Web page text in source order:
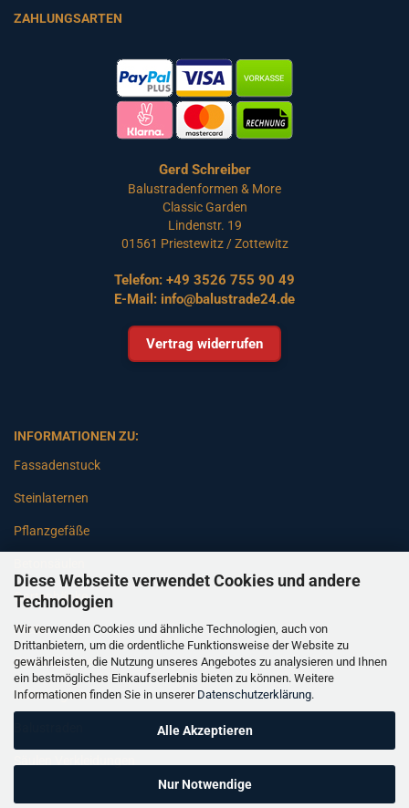
Diese Webseite verwendet Cookies und andere
Technologien
Wir verwenden Cookies und ähnliche Technologien, auch von
Drittanbietern, um die ordentliche Funktionsweise der Website zu
gewährleisten, die Nutzung unseres Angebotes zu analysieren und Ihnen
ein bestmögliches Einkaufserlebnis bieten zu können. Weitere
Informationen finden Sie in unserer Datenschutzerklärung.
Alle Akzeptieren
Nur Notwendige
ZAHLUNGSARTEN
Gerd Schreiber
Balustradenformen & More
Classic Garden
Lindenstr. 19
01561 Priestewitz / Zottewitz
Telefon: +49 3526 755 90 49
E-Mail: info@balustrade24.de
Vertrag widerrufen
INFORMATIONEN ZU:
Fassadenstuck
Steinlaternen
Pflanzgefäße
Gartenbänke
Pfeiler
Gartenbrunnen
Gartenfiguren